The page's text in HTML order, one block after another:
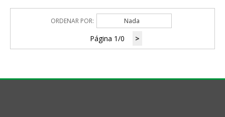
ORDENAR POR: Nada
Página 1/0 >